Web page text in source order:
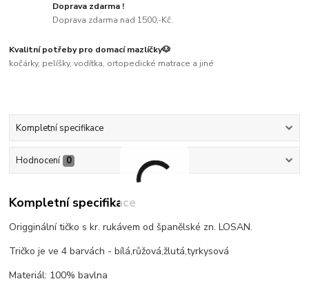
Doprava zdarma !
Doprava zdarma nad 1500,-Kč.
Kvalitní potřeby pro domací mazlíčky🐶
kočárky, pelíšky, vodítka, ortopedické matrace a jiné
Kompletní specifikace
Hodnocení 0
Kompletní specifikace
Origginální tičko s kr. rukávem od španělské zn. LOSAN.
Tričko je ve 4 barvách - bílá,růžová,žlutá,tyrkysová
Materiál: 100% bavlna